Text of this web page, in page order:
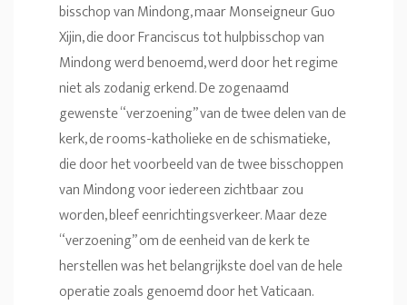
bisschop van Mindong, maar Monseigneur Guo
Xijin, die door Franciscus tot hulpbisschop van
Mindong werd benoemd, werd door het regime
niet als zodanig erkend. De zogenaamd
gewenste “verzoening” van de twee delen van de
kerk, de rooms-katholieke en de schismatieke,
die door het voorbeeld van de twee bisschoppen
van Mindong voor iedereen zichtbaar zou
worden, bleef eenrichtingsverkeer. Maar deze
“verzoening” om de eenheid van de kerk te
herstellen was het belangrijkste doel van de hele
operatie zoals genoemd door het Vaticaan.